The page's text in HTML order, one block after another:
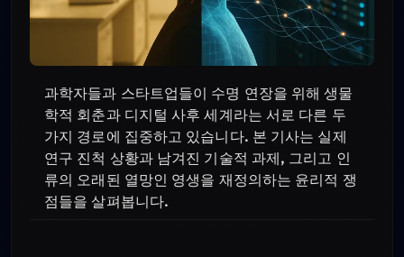
과학자들과 스타트업들이 수명 연장을 위해 생물
학적 회춘과 디지털 사후 세계라는 서로 다른 두
가지 경로에 집중하고 있습니다. 본 기사는 실제
연구 진척 상황과 남겨진 기술적 과제, 그리고 인
류의 오래된 열망인 영생을 재정의하는 윤리적 쟁
점들을 살펴봅니다.